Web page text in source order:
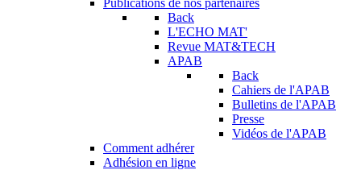
Publications de nos partenaires
Back
L'ECHO MAT'
Revue MAT&TECH
APAB
Back
Cahiers de l'APAB
Bulletins de l'APAB
Presse
Vidéos de l'APAB
Comment adhérer
Adhésion en ligne